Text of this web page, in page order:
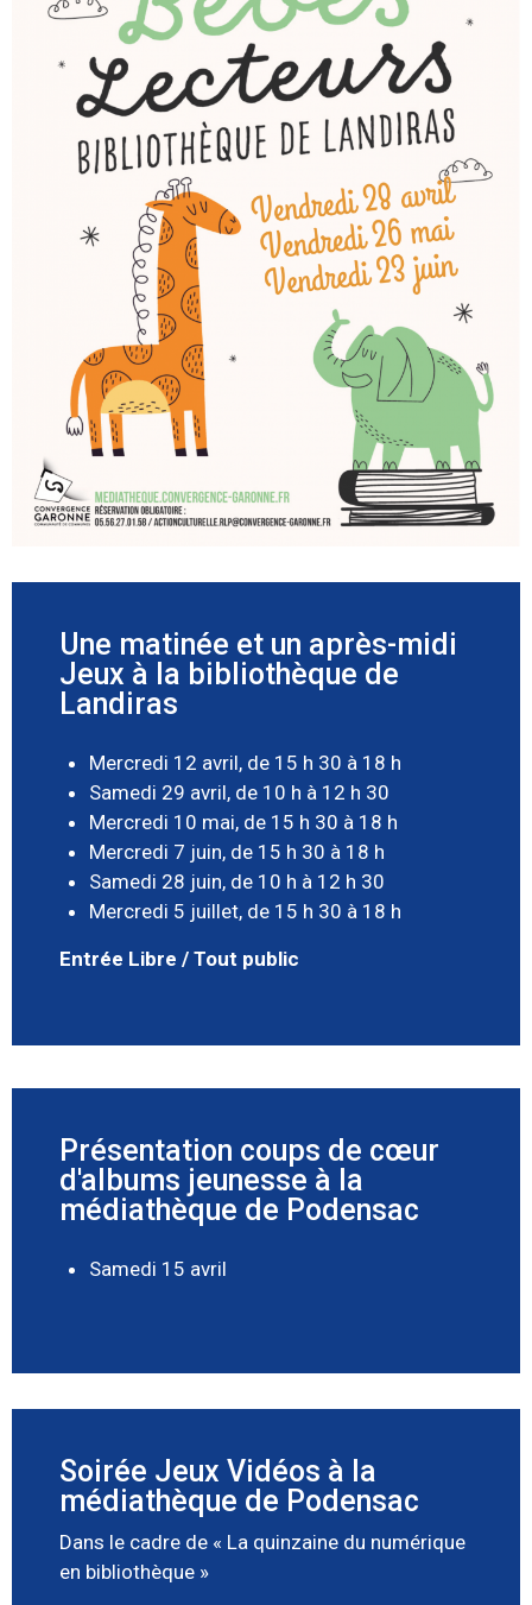
Une matinée et un après-midi
Jeux à la bibliothèque de
Landiras
Mercredi 12 avril, de 15 h 30 à 18 h
Samedi 29 avril, de 10 h à 12 h 30
Mercredi 10 mai, de 15 h 30 à 18 h
Mercredi 7 juin, de 15 h 30 à 18 h
Samedi 28 juin, de 10 h à 12 h 30
Mercredi 5 juillet, de 15 h 30 à 18 h
Entrée Libre / Tout public
Présentation coups de cœur
d'albums jeunesse à la
médiathèque de Podensac
Samedi 15 avril
Soirée Jeux Vidéos à la
médiathèque de Podensac
Dans le cadre de « La quinzaine du numérique
en bibliothèque »